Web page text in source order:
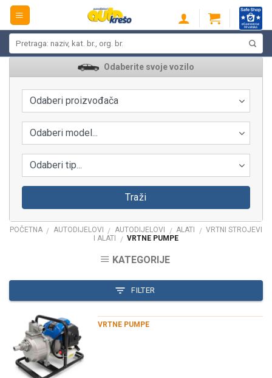
Skip
content
Odaberite svoje vozilo
Odaberi proizvođača
Odaberi model...
Odaberi tip...
Traži
POČETNA / AUTODIJELOVI / AUTODIJELOVI / ALATI / VRTNI STROJEVI
I ALATI
/ VRTNE PUMPE
KATEGORIJE
FILTER
VRTNE PUMPE